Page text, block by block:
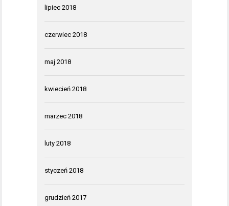
lipiec 2018
czerwiec 2018
maj 2018
kwiecień 2018
marzec 2018
luty 2018
styczeń 2018
grudzień 2017